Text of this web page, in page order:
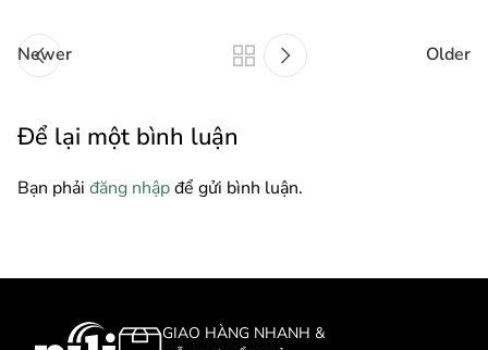
Newer Older
Để lại một bình luận
Bạn phải đăng nhậpđể gửi bình luận.
GIAO HÀNG NHANH &